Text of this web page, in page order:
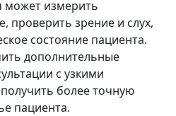
может измерить
проверить зрение и слух,
состояние пациента.
дополнительные
с узкими
более точную
пациента.